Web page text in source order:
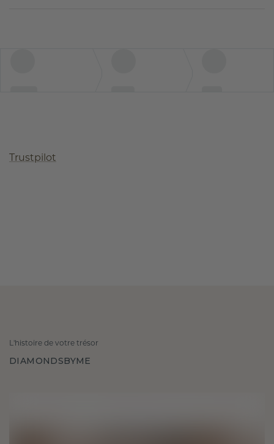
Trustpilot
L'histoire de votre trésor
DIAMONDSBYME